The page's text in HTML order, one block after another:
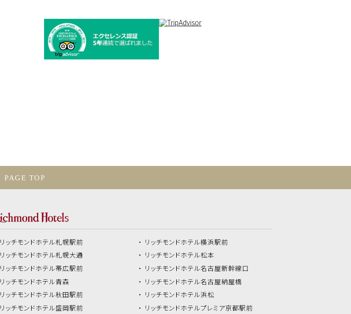
PAGE TOP
リッチモンドホテル札幌駅前
リッチモンドホテル札幌大通
リッチモンドホテル帯広駅前
リッチモンドホテル青森
リッチモンドホテル秋田駅前
リッチモンドホテル盛岡駅前
リッチモンドホテル横浜駅前
リッチモンドホテル松本
リッチモンドホテル名古屋新幹線口
リッチモンドホテル名古屋納屋橋
リッチモンドホテル浜松
リッチモンドホテルプレミア京都駅前